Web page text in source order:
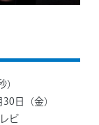
）
日（金）
ビ